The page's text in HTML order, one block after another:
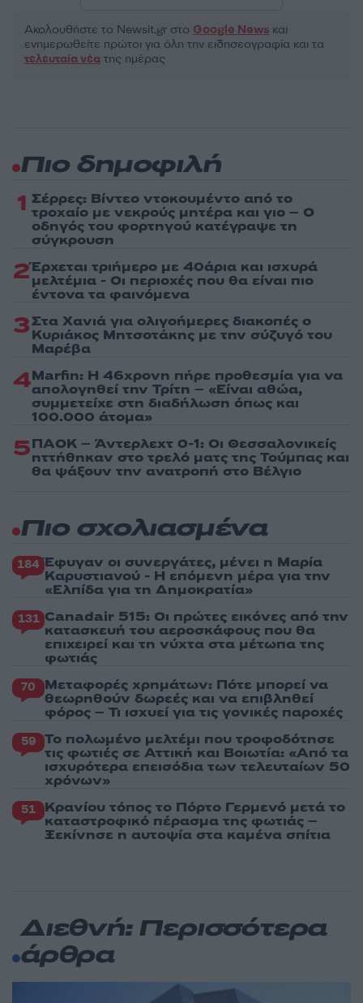
Ακολουθήστε το Νewsit.gr στο Google News και
ενημερωθείτε πρώτοι για όλη την ειδησεογραφία και τα
τελευταία νέα της ημέρας
Πιο δημοφιλή
1 Σέρρες: Βίντεο ντοκουμέντο από το
τροχαίο με νεκρούς μητέρα και γιο – Ο
οδηγός του φορτηγού κατέγραψε τη
σύγκρουση
2Έρχεται τριήμερο με 40άρια και ισχυρά
μελτέμια - Οι περιοχές που θα είναι πιο
έντονα τα φαινόμενα
3Στα Χανιά για ολιγοήμερες διακοπές ο
Κυριάκος Μητσοτάκης με την σύζυγό του
Μαρέβα
4Marfin: Η 46χρονη πήρε προθεσμία για να
απολογηθεί την Τρίτη – «Είναι αθώα,
συμμετείχε στη διαδήλωση όπως και
100.000 άτομα»
5ΠΑΟΚ – Άντερλεχτ 0-1: Οι Θεσσαλονικείς
ηττήθηκαν στο τρελό ματς της Τούμπας και
θα ψάξουν την ανατροπή στο Βέλγιο
Πιο σχολιασμένα
184 Έφυγαν οι συνεργάτες, μένει η Μαρία
Καρυστιανού - Η επόμενη μέρα για την
«Ελπίδα για τη Δημοκρατία»
131 Canadair 515: Οι πρώτες εικόνες από την
κατασκευή του αεροσκάφους που θα
επιχειρεί και τη νύχτα στα μέτωπα της
φωτιάς
70 Μεταφορές χρημάτων: Πότε μπορεί να
θεωρηθούν δωρεές και να επιβληθεί
φόρος – Τι ισχυεί για τις γονικές παροχές
59 Το πολωμένο μελτέμι που τροφοδότησε
τις φωτιές σε Αττική και Βοιωτία: «Από τα
ισχυρότερα επεισόδια των τελευταίων 50
χρόνων»
51 Κρανίου τόπος το Πόρτο Γερμενό μετά το
καταστροφικό πέρασμα της φωτιάς –
Ξεκίνησε η αυτοψία στα καμένα σπίτια
Διεθνή: Περισσότερα
άρθρα